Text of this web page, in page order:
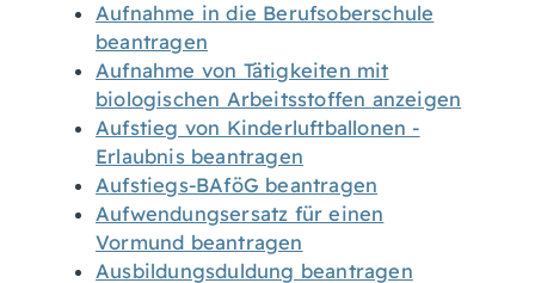
Aufnahme in die Berufsoberschule
beantragen
Aufnahme von Tätigkeiten mit
biologischen Arbeitsstoffen anzeigen
Aufstieg von Kinderluftballonen -
Erlaubnis beantragen
Aufstiegs-BAföG beantragen
Aufwendungsersatz für einen
Vormund beantragen
Ausbildungsduldung beantragen